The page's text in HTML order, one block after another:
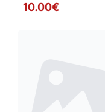
10.00€